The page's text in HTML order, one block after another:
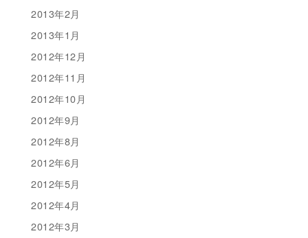
2013年2月
2013年1月
2012年12月
2012年11月
2012年10月
2012年9月
2012年8月
2012年6月
2012年5月
2012年4月
2012年3月